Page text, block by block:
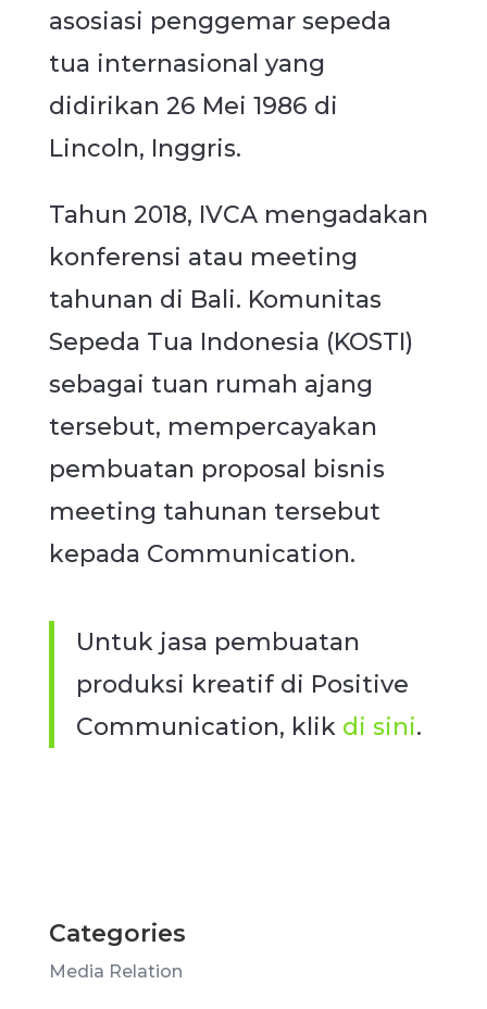
asosiasi penggemar sepeda
tua internasional yang
didirikan 26 Mei 1986 di
Lincoln, Inggris.
Tahun 2018, IVCA mengadakan
konferensi atau meeting
tahunan di Bali. Komunitas
Sepeda Tua Indonesia (KOSTI)
sebagai tuan rumah ajang
tersebut, mempercayakan
pembuatan proposal bisnis
meeting tahunan tersebut
kepada Communication.
Untuk jasa pembuatan
produksi kreatif di Positive
Communication, klik di sini.
Categories
Media Relation